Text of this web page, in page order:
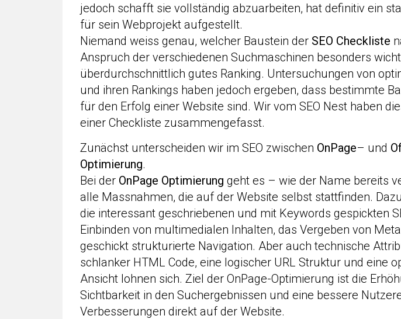
jedoch schafft sie vollständig abzuarbeiten, hat definitiv ein
für sein Webprojekt aufgestellt.
Niemand weiss genau, welcher Baustein der SEO Checkliste
Anspruch der verschiedenen Suchmaschinen besonders
überdurchschnittlich gutes Ranking. Untersuchungen von
und ihren Rankings haben jedoch ergeben, dass bestimmte
für den Erfolg einer Website sind. Wir vom SEO Nest haben
einer Checkliste zusammengefasst.
Zunächst unterscheiden wir im SEO zwischen OnPage– und
Optimierung.
Bei der OnPage Optimierung geht es – wie der Name bereits
alle Massnahmen, die auf der Website selbst stattfinden.
die interessant geschriebenen und mit Keywords gespickten
Einbinden von multimedialen Inhalten, das Vergeben von
geschickt strukturierte Navigation. Aber auch technische
schlanker HTML Code, eine logischer URL Struktur und eine
Ansicht lohnen sich. Ziel der OnPage-Optimierung ist die
Sichtbarkeit in den Suchergebnissen und eine bessere
Verbesserungen direkt auf der Website.